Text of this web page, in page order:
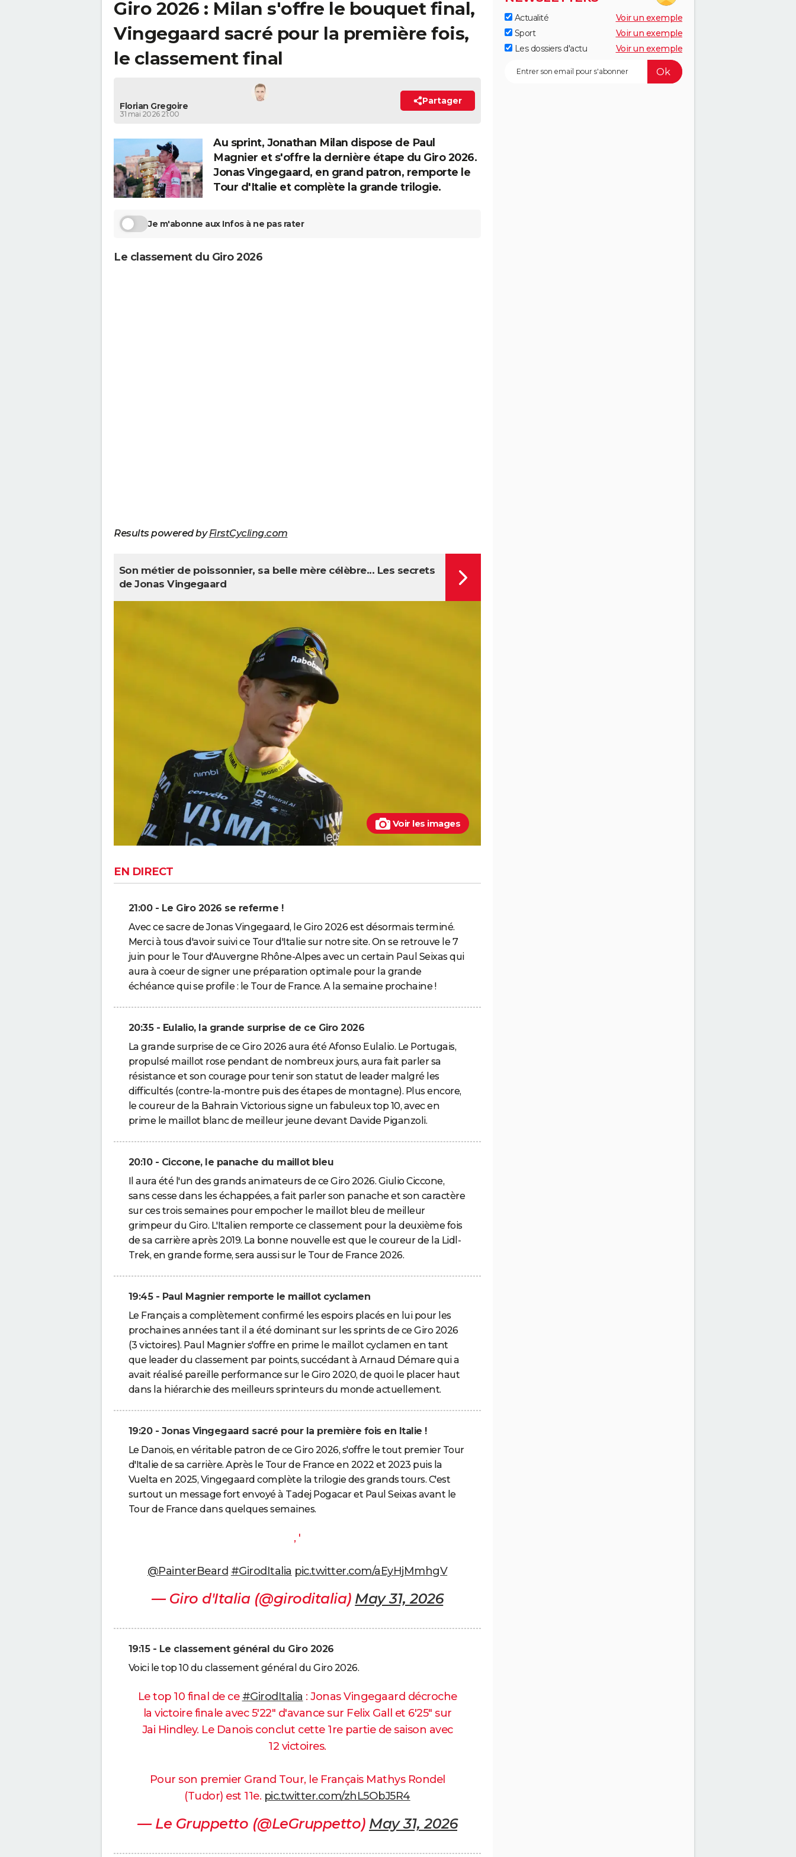
Giro 2026 : Milan s'offre le bouquet final,
Vingegaard sacré pour la première fois,
le classement final
Florian Gregoire
31 mai 2026 21:00
Partager
Au sprint, Jonathan Milan dispose de Paul
Magnier et s'offre la dernière étape du Giro 2026.
Jonas Vingegaard, en grand patron, remporte le
Tour d'Italie et complète la grande trilogie.
Je m'abonne aux Infos à ne pas rater
Le classement du Giro 2026
Results powered byFirstCycling.com
Voir les images
Son métier de poissonnier, sa belle mère célèbre... Les secrets
de Jonas Vingegaard
EN DIRECT
21:00 - Le Giro 2026 se referme !
Avec ce sacre de Jonas Vingegaard, le Giro 2026 est désormais terminé.
Merci à tous d'avoir suivi ce Tour d'Italie sur notre site. On se retrouve le 7
juin pour le Tour d'Auvergne Rhône-Alpes avec un certain Paul Seixas qui
aura à coeur de signer une préparation optimale pour la grande
échéance qui se profile : le Tour de France. A la semaine prochaine !
20:35 - Eulalio, la grande surprise de ce Giro 2026
La grande surprise de ce Giro 2026 aura été Afonso Eulalio. Le Portugais,
propulsé maillot rose pendant de nombreux jours, aura fait parler sa
résistance et son courage pour tenir son statut de leader malgré les
difficultés (contre-la-montre puis des étapes de montagne). Plus encore,
le coureur de la Bahrain Victorious signe un fabuleux top 10, avec en
prime le maillot blanc de meilleur jeune devant Davide Piganzoli.
20:10 - Ciccone, le panache du maillot bleu
Il aura été l'un des grands animateurs de ce Giro 2026. Giulio Ciccone,
sans cesse dans les échappées, a fait parler son panache et son caractère
sur ces trois semaines pour empocher le maillot bleu de meilleur
grimpeur du Giro. L'Italien remporte ce classement pour la deuxième fois
de sa carrière après 2019. La bonne nouvelle est que le coureur de la Lidl-
Trek, en grande forme, sera aussi sur le Tour de France 2026.
19:45 - Paul Magnier remporte le maillot cyclamen
Le Français a complètement confirmé les espoirs placés en lui pour les
prochaines années tant il a été dominant sur les sprints de ce Giro 2026
(3 victoires). Paul Magnier s'offre en prime le maillot cyclamen en tant
que leader du classement par points, succédant à Arnaud Démare qui a
avait réalisé pareille performance sur le Giro 2020, de quoi le placer haut
dans la hiérarchie des meilleurs sprinteurs du monde actuellement.
19:20 - Jonas Vingegaard sacré pour la première fois en Italie !
Le Danois, en véritable patron de ce Giro 2026, s'offre le tout premier Tour
d'Italie de sa carrière. Après le Tour de France en 2022 et 2023 puis la
Vuelta en 2025, Vingegaard complète la trilogie des grands tours. C'est
surtout un message fort envoyé à Tadej Pogacar et Paul Seixas avant le
Tour de France dans quelques semaines.
, '
@PainterBeard #GirodItalia pic.twitter.com/aEyHjMmhgV
— Giro d'Italia (@giroditalia) May 31, 2026
19:15 - Le classement général du Giro 2026
Voici le top 10 du classement général du Giro 2026.
Le top 10 final de ce #GirodItalia : Jonas Vingegaard décroche
la victoire finale avec 5'22" d'avance sur Felix Gall et 6'25" sur
Jai Hindley. Le Danois conclut cette 1re partie de saison avec
12 victoires.
Pour son premier Grand Tour, le Français Mathys Rondel
(Tudor) est 11e. pic.twitter.com/zhL5ObJ5R4
— Le Gruppetto (@LeGruppetto) May 31, 2026
Actualité
Voir un exemple
Sport
Voir un exemple
Les dossiers d'actu
Voir un exemple